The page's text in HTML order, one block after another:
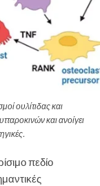
ουλίτιδας και
και ανοίγει
πεδίο